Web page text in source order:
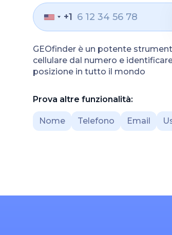
+1
GEOfinder è un potente
cellulare dal numero e
posizione in tutto il mondo
Prova altre funzionalità:
Nome Telefono Email